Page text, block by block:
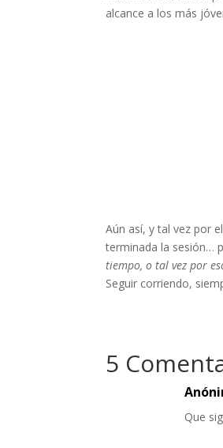
alcance a los más
Aún así, y tal vez por
terminada la sesión…
tiempo, o tal vez por
Seguir corriendo,
5
Que